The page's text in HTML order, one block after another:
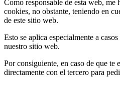
Como responsable de esta web,
cookies, no obstante, teniendo en
de este sitio web.
Esto se aplica especialmente a
nuestro sitio web.
Por consiguiente, en caso de que te
directamente con el tercero para